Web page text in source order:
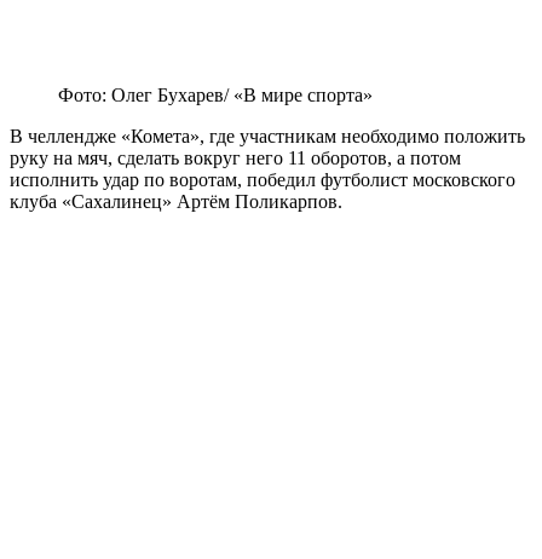
Фото: Олег Бухарев/ «В мире спорта»
В челлендже «Комета», где участникам необходимо положить
руку на мяч, сделать вокруг него 11 оборотов, а потом
исполнить удар по воротам, победил футболист московского
клуба «Сахалинец» Артём Поликарпов.